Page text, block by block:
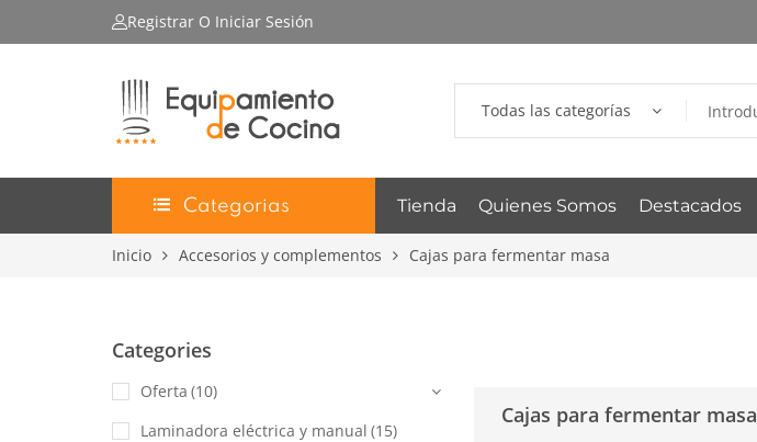
Registrar O Iniciar Sesión
Todas las categorías
Categorias Tienda Quienes Somos Destacados
Inicio Accesorios y complementos Cajas para fermentar masa
Cajas para fermentar masa
Categories
Oferta (10)
Laminadora eléctrica y manual (15)